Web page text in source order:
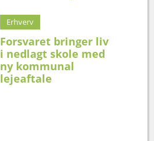
Erhverv
Forsvaret bringer liv
i nedlagt skole med
ny kommunal
lejeaftale